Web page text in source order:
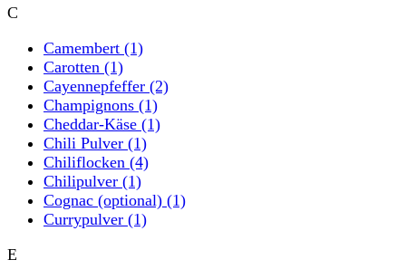
C
Camembert (1)
Carotten (1)
Cayennepfeffer (2)
Champignons (1)
Cheddar-Käse (1)
Chili Pulver (1)
Chiliflocken (4)
Chilipulver (1)
Cognac (optional) (1)
Currypulver (1)
E